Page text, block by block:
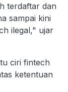
terdaftar dan
sampai kini
ilegal," ujar
ciri fintech
ketentuan